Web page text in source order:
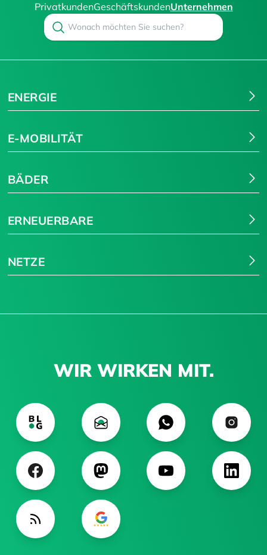
PrivatkundenGeschäftskundenUnternehmen
Search
ENERGIE
E-MOBILITÄT
BÄDER
ERNEUERBARE
NETZE
WIR WIRKEN MIT.